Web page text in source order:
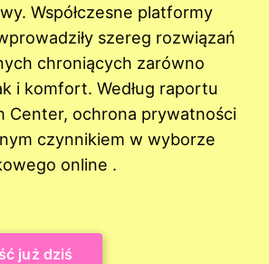
Współczesne platformy
szereg rozwiązań
chroniących zarówno
i komfort. Według raportu
Center, ochrona prywatności
czynnikiem w wyborze
online .
już dziś